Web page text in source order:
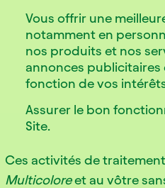
Vous offrir une
notamment en
nos produits et nos
annonces publicitaires
fonction de vos
Assurer le bon
Site.
Ces activités de
Multicoloreet au vôtre